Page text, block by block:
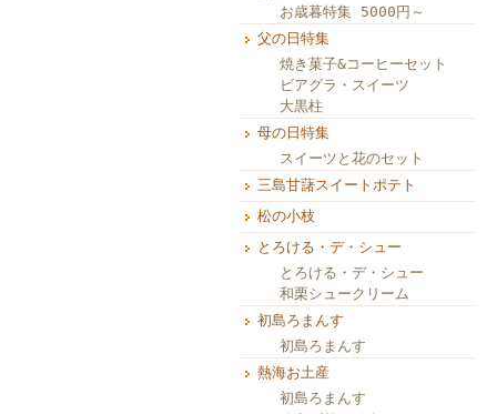
お歳暮特集 5000円～
父の日特集
焼き菓子&コーヒーセット
ビアグラ・スイーツ
大黒柱
母の日特集
スイーツと花のセット
三島甘藷スイートポテト
松の小枝
とろける・デ・シュー
とろける・デ・シュー
和栗シュークリーム
初島ろまんす
初島ろまんす
熱海お土産
初島ろまんす